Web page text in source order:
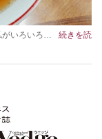
がいろいろ…
続きを読